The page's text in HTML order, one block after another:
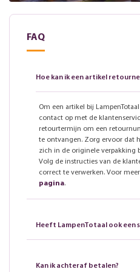
FAQ
Hoe kan ik een artikel
Om een artikel bij
contact op met de
retourtermijn om een
te ontvangen. Zorg ervoor dat
zich in de originele verpakking
Volg de instructies van de
correct te verwerken. Voor
pagina.
Heeft LampenTotaal ook een
Kan ik achteraf betalen?